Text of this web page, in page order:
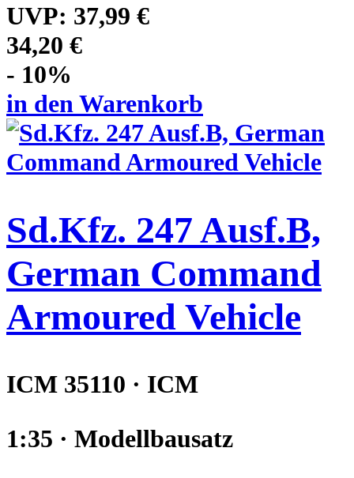
UVP: 37,99 €
34,20 €
- 10%
in den Warenkorb
Sd.Kfz. 247 Ausf.B,
German Command
Armoured Vehicle
ICM 35110 · ICM
1:35 · Modellbausatz